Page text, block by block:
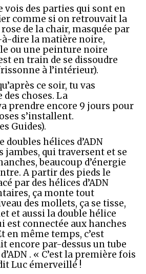
vois des parties qui sont en
comme si on retrouvait la
de la chair, masquée par
à-dire la matière noire,
ou une peinture noire
en train de se dissoudre
à l’intérieur).
ce soir, tu vas
choses. La
prendre encore 9 jours pour
s’installent.
Guides).
doubles hélices d’ADN
jambes, qui traversent et se
beaucoup d’énergie
A partir des pieds le
par des hélices d’ADN
ça monte tout
des mollets, ça se tisse,
et aussi la double hélice
est connectée aux hanches
en même temps, c’est
encore par-dessus un tube
. « C’est la première fois
Luc émerveillé !